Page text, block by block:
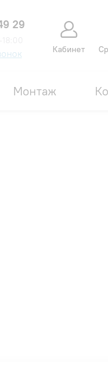
29
Кабинет
Монтаж